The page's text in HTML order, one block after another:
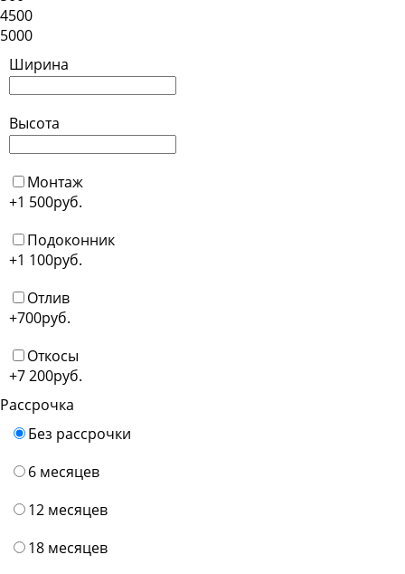
4500
5000
Ширина
Высота
Монтаж
+1 500руб.
Подоконник
+1 100руб.
Отлив
+700руб.
Откосы
+7 200руб.
Рассрочка
Без рассрочки
6 месяцев
12 месяцев
18 месяцев